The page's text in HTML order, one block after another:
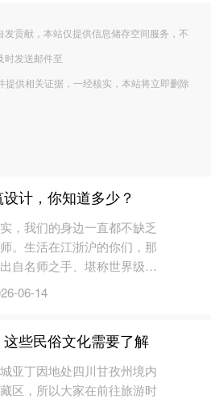
贡献，本站仅提供信息储存空间服务，不
时发送邮件至
供相关证据，一经核实，本站将立即删除
计，你知道多少？
，我们的身边一直都不缺乏
。生活在江浙沪的你们，那
自名师之手、堪称世界级的
设计，你都知道吗？一起来
06-14
些民俗文化需要了解
亚丁因地处四川甘孜州境内
区，所以大家在前往旅游时